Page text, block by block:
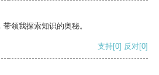
领我探索知识的奥秘。
支持[0] 反对[0]